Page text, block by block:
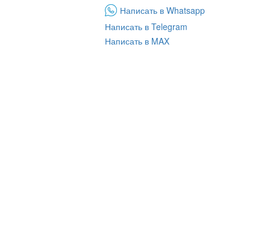
Написать в Whatsapp
Написать в Telegram
Написать в MAX